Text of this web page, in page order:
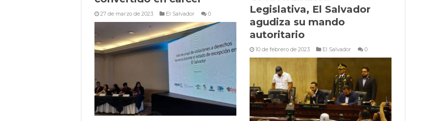
27 de marzo de 2023 El Salvador 0
Legislativa, El Salvador
agudiza su mando
autoritario
10 de febrero de 2023 El Salvador 0